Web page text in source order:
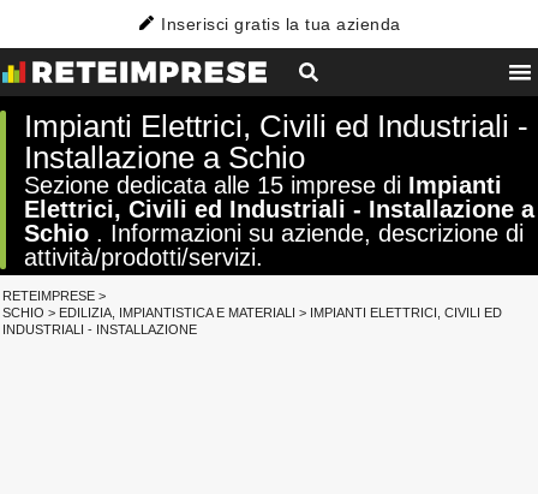
Inserisci gratis la tua azienda
Impianti Elettrici, Civili ed Industriali -
Installazione a Schio
Sezione dedicata alle 15 imprese di Impianti
Elettrici, Civili ed Industriali - Installazione a
Schio . Informazioni su aziende, descrizione di
attività/prodotti/servizi.
RETEIMPRESE >
SCHIO > EDILIZIA, IMPIANTISTICA E MATERIALI > IMPIANTI ELETTRICI, CIVILI ED
INDUSTRIALI - INSTALLAZIONE